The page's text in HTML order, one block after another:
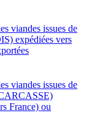
viandes issues de
expédiées vers
viandes issues de
France) ou